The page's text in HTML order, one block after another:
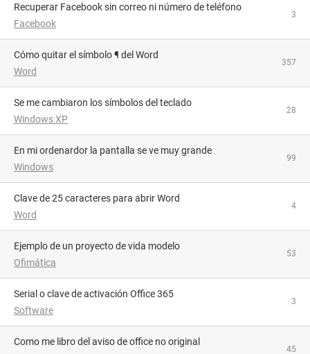
Recuperar Facebook sin correo ni número de teléfono
Facebook
3
Cómo quitar el símbolo ¶ del Word
Word
357
Se me cambiaron los símbolos del teclado
Windows XP
28
En mi ordenardor la pantalla se ve muy grande
Windows
99
Clave de 25 caracteres para abrir Word
Word
4
Ejemplo de un proyecto de vida modelo
Ofimática
53
Serial o clave de activación Office 365
Software
3
como me libro del aviso de office no original
45